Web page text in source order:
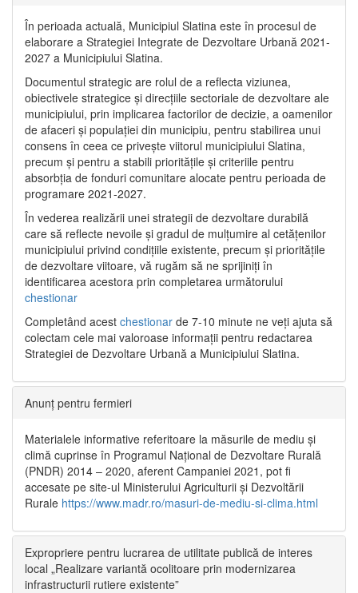
În perioada actuală, Municipiul Slatina este în procesul de
elaborare a Strategiei Integrate de Dezvoltare Urbană 2021‐
2027 a Municipiului Slatina.
Documentul strategic are rolul de a reflecta viziunea,
obiectivele strategice și direcțiile sectoriale de dezvoltare ale
municipiului, prin implicarea factorilor de decizie, a oamenilor
de afaceri și populației din municipiu, pentru stabilirea unui
consens în ceea ce privește viitorul municipiului Slatina,
precum și pentru a stabili prioritățile și criteriile pentru
absorbția de fonduri comunitare alocate pentru perioada de
programare 2021-2027.
În vederea realizării unei strategii de dezvoltare durabilă
care să reflecte nevoile și gradul de mulțumire al cetățenilor
municipiului privind condițiile existente, precum și prioritățile
de dezvoltare viitoare, vă rugăm să ne sprijiniți în
identificarea acestora prin completarea următorului
chestionar
Completând acest chestionar de 7-10 minute ne veți ajuta să
colectam cele mai valoroase informații pentru redactarea
Strategiei de Dezvoltare Urbană a Municipiului Slatina.
Anunț pentru fermieri
Materialele informative referitoare la măsurile de mediu și
climă cuprinse în Programul Național de Dezvoltare Rurală
(PNDR) 2014 – 2020, aferent Campaniei 2021, pot fi
accesate pe site-ul Ministerului Agriculturii și Dezvoltării
Rurale https://www.madr.ro/masuri-de-mediu-si-clima.html
Expropriere pentru lucrarea de utilitate publică de interes
local „Realizare variantă ocolitoare prin modernizarea
infrastructurii rutiere existente”